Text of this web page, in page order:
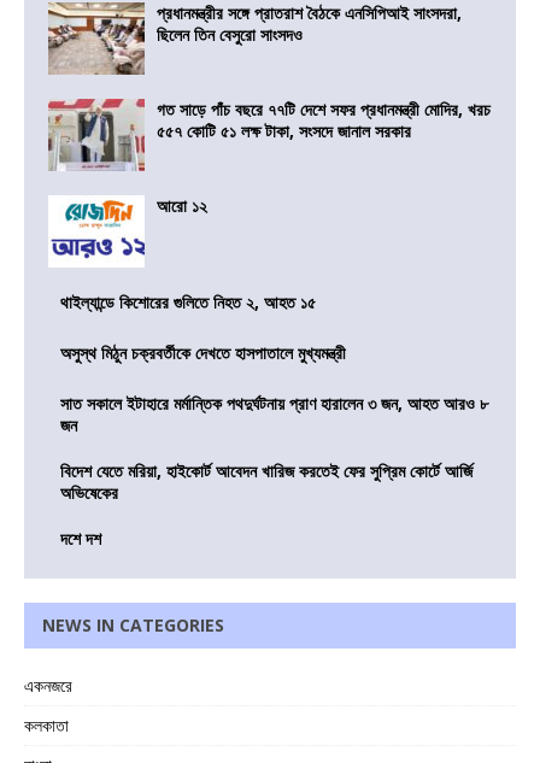
প্রধানমন্ত্রীর সঙ্গে প্রাতরাশ বৈঠকে এনসিপিআই সাংসদরা,
ছিলেন তিন বেসুরো সাংসদও
গত সাড়ে পাঁচ বছরে ৭৭টি দেশে সফর প্রধানমন্ত্রী মোদির, খরচ
৫৫৭ কোটি ৫১ লক্ষ টাকা, সংসদে জানাল সরকার
আরো ১২
থাইল্যান্ডে কিশোরের গুলিতে নিহত ২, আহত ১৫
অসুস্থ মিঠুন চক্রবর্তীকে দেখতে হাসপাতালে মুখ্যমন্ত্রী
সাত সকালে ইটাহারে মর্মান্তিক পথদুর্ঘটনায় প্রাণ হারালেন ৩ জন, আহত আরও ৮
জন
বিদেশ যেতে মরিয়া, হাইকোর্ট আবেদন খারিজ করতেই ফের সুপ্রিম কোর্টে আর্জি
অভিষেকের
দশে দশ
NEWS IN CATEGORIES
একনজরে
কলকাতা